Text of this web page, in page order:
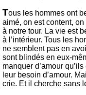
Tous les hommes ont
aimé, on est content,
à notre tour. La vie est
à l’intérieur. Tous les
ne semblent pas en
sont blindés en eux-
manquer d’amour
leur besoin d’amour.
crie. Et il cherche sans